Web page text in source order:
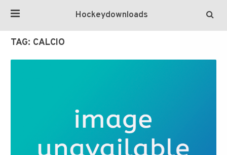
Hockeydownloads
TAG: CALCIO